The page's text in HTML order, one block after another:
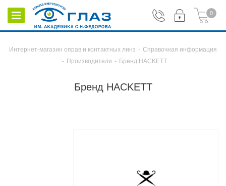
0
Интернет-магазин оправ и контактных линз - Справочная информация
- Производители - Бренд HACKETT
Бренд HACKETT